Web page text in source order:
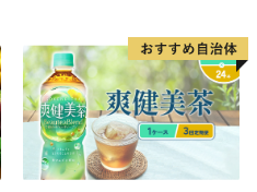
産 シリカ ミネラル 美容 備蓄
防災 長期保存 富士山 山梨県
忍野村